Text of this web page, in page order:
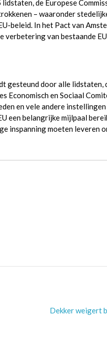
de Europese
– waaronder
beleid. In het Pact van
verbetering van bestaande
gesteund door alle lidstaten,
Economisch en Sociaal
en vele andere
een belangrijke mijlpaal
inspanning moeten leveren
Dekker weigert